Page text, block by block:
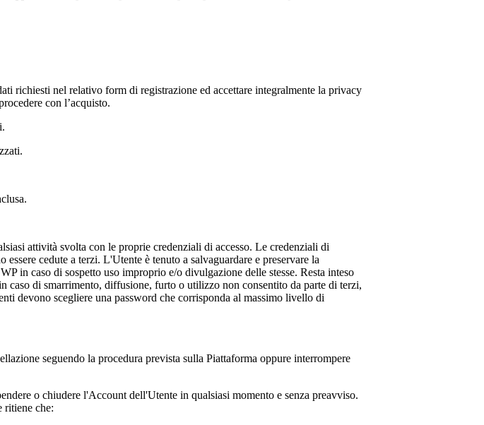
richiesti nel relativo form di registrazione ed accettare integralmente la privacy
con l’acquisto.
attività svolta con le proprie credenziali di accesso. Le credenziali di
cedute a terzi. L'Utente è tenuto a salvaguardare e preservare la
in caso di sospetto uso improprio e/o divulgazione delle stesse. Resta inteso
caso di smarrimento, diffusione, furto o utilizzo non consentito da parte di terzi,
devono scegliere una password che corrisponda al massimo livello di
seguendo la procedura prevista sulla Piattaforma oppure interrompere
o chiudere l'Account dell'Utente in qualsiasi momento e senza preavviso.
ritiene che: